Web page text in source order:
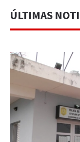
ÚLTIMAS